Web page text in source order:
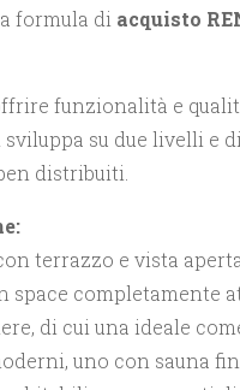
formula di acquisto
funzionalità e
sviluppa su due livelli e
distribuiti.
terrazzo e vista
space completamente
di cui una ideale
uno con sauna